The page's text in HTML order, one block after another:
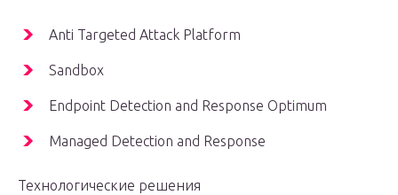
Anti Targeted Attack Platform
Sandbox
Endpoint Detection and Response Optimum
Managed Detection and Response
Технологические решения